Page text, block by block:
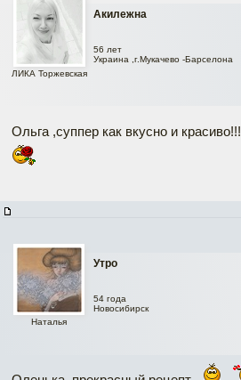
Акилежна
ЛИКА Торжевская
56 лет
Украина ,г.Мукачево -Барселона
Ольга ,суппер как вкусно и красиво!!!
Утро
Наталья
54 года
Новосибирск